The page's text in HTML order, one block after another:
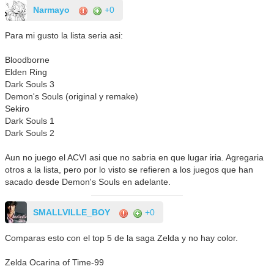
Narmayo +0
Para mi gusto la lista seria asi:
Bloodborne
Elden Ring
Dark Souls 3
Demon's Souls (original y remake)
Sekiro
Dark Souls 1
Dark Souls 2
Aun no juego el ACVI asi que no sabria en que lugar iria. Agregaria
otros a la lista, pero por lo visto se refieren a los juegos que han
sacado desde Demon's Souls en adelante.
SMALLVILLE_BOY +0
Comparas esto con el top 5 de la saga Zelda y no hay color.
Zelda Ocarina of Time-99